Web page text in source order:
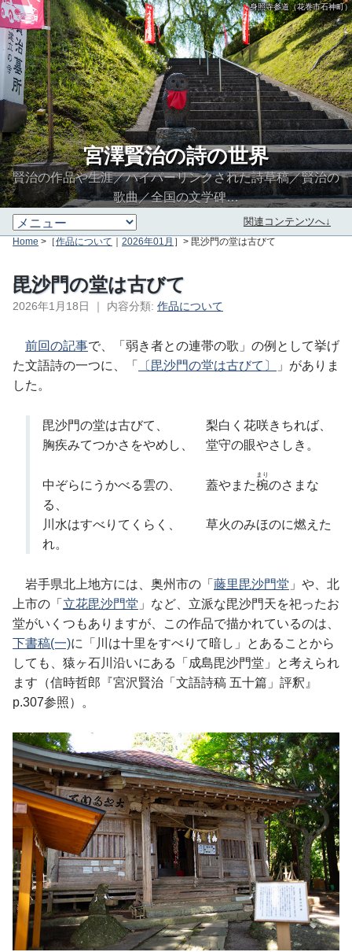
身照寺参道（花巻市石神町）
宮澤賢治の詩の世界
賢治の作品や生涯／ハイパーリンクされた詩草稿／賢治の
歌曲／全国の文学碑…
関連コンテンツへ↓
Home >［作品について ｜ 2026年01月 ］> 毘沙門の堂は古びて
毘沙門の堂は古びて
2026年1月18日 ｜ 内容分類: 作品について
前回の記事で、「弱き者との連帯の歌」の例として挙げ
た文語詩の一つに、「
〔毘沙門の堂は古びて〕
」がありま
した。
毘沙門の堂は古びて、 梨白く花咲きちれば、
胸疾みてつかさをやめし、 堂守の眼やさしき。
中ぞらにうかべる雲の、 蓋やまた椀
まり
のさまな
る、
川水はすべりてくらく、 草火のみほのに燃えた
れ。
岩手県北上地方には、奥州市の「 藤里毘沙門堂 」や、北
上市の「 立花毘沙門堂 」など、立派な毘沙門天を祀ったお
堂がいくつもありますが、この作品で描かれているのは、
下書稿(一)に「川は十里をすべりて暗し」とあることから
しても、猿ヶ石川沿いにある「成島毘沙門堂」と考えられ
ます（信時哲郎『宮沢賢治「文語詩稿 五十篇」評釈』
p.307参照）。